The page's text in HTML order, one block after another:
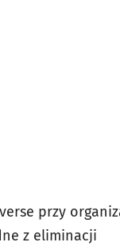
przy
z eliminacji